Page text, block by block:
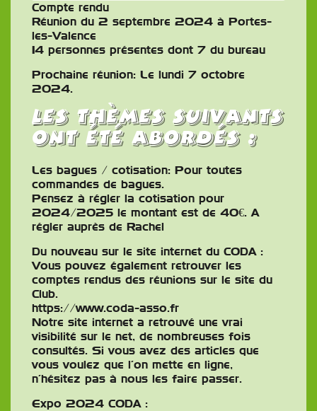
Compte rendu
Réunion du 2 septembre 2024 à Portes-
les-Valence
14 personnes présentes dont 7 du bureau
Prochaine réunion: Le lundi 7 octobre
2024.
Les thèmes suivants
ont été abordés :
Les bagues / cotisation: Pour toutes
commandes de bagues.
Pensez à régler la cotisation pour
2024/2025 le montant est de 40€. A
régler auprès de Rachel
Du nouveau sur le site internet du CODA :
Vous pouvez également retrouver les
comptes rendus des réunions sur le site du
Club.
https://www.coda-asso.fr
Notre site internet a retrouvé une vrai
visibilité sur le net, de nombreuses fois
consultés. Si vous avez des articles que
vous voulez que l’on mette en ligne,
n’hésitez pas à nous les faire passer.
Expo 2024 CODA :